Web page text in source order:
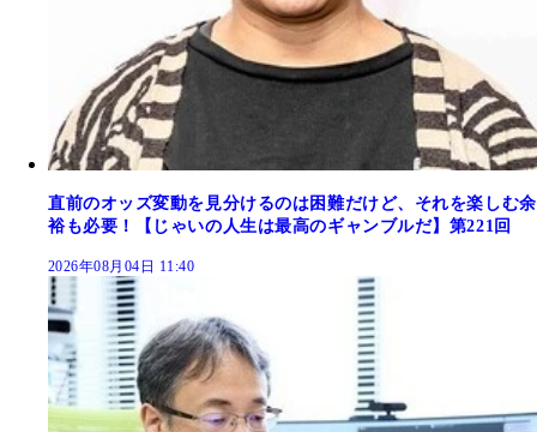
直前のオッズ変動を見分けるのは困難だけど、それを楽しむ余
裕も必要！【じゃいの人生は最高のギャンブルだ】第221回
2026年08月04日 11:40